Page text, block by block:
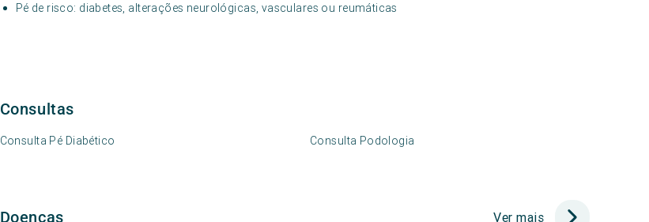
Pé de risco: diabetes, alterações neurológicas, vasculares ou reumáticas
Consultas
Consulta Pé Diabético Consulta Podologia
Doenças Ver mais